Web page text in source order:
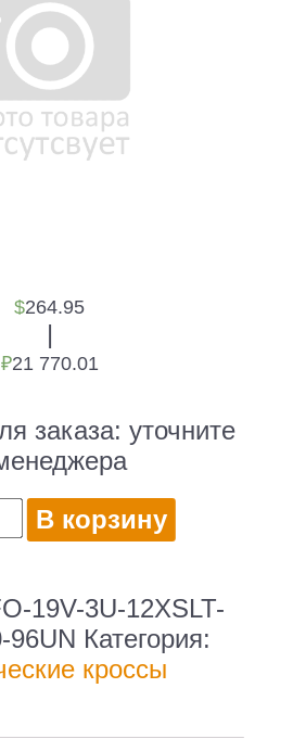
$264.95
|
₽21 770.01
заказа:уточните
В корзину
19V-3U-12XSLT-
96UN Категория:
кроссы